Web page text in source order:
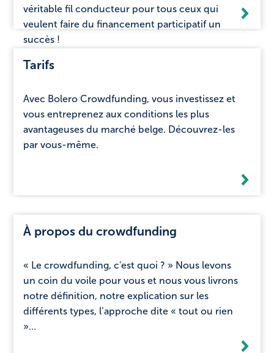
véritable fil conducteur pour tous ceux qui
veulent faire du financement participatif un
succès !
Tarifs
Avec Bolero Crowdfunding, vous investissez et
vous entreprenez aux conditions les plus
avantageuses du marché belge. Découvrez-les
par vous-même.
À propos du crowdfunding
« Le crowdfunding, c'est quoi ? » Nous levons
un coin du voile pour vous et nous vous livrons
notre définition, notre explication sur les
différents types, l’approche dite « tout ou rien
»…